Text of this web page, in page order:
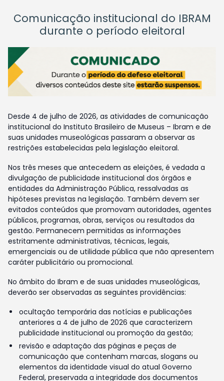
Comunicação institucional do IBRAM
durante o período eleitoral
Desde 4 de julho de 2026, as atividades de comunicação
institucional do Instituto Brasileiro de Museus – Ibram e de
suas unidades museológicas passaram a observar as
restrições estabelecidas pela legislação eleitoral.
Nos três meses que antecedem as eleições, é vedada a
divulgação de publicidade institucional dos órgãos e
entidades da Administração Pública, ressalvadas as
hipóteses previstas na legislação. Também devem ser
evitados conteúdos que promovam autoridades, agentes
públicos, programas, obras, serviços ou resultados da
gestão. Permanecem permitidas as informações
estritamente administrativas, técnicas, legais,
emergenciais ou de utilidade pública que não apresentem
caráter publicitário ou promocional.
No âmbito do Ibram e de suas unidades museológicas,
deverão ser observadas as seguintes providências:
ocultação temporária das notícias e publicações
anteriores a 4 de julho de 2026 que caracterizem
publicidade institucional ou promoção da gestão;
revisão e adaptação das páginas e peças de
comunicação que contenham marcas, slogans ou
elementos da identidade visual do atual Governo
Federal, preservada a integridade dos documentos